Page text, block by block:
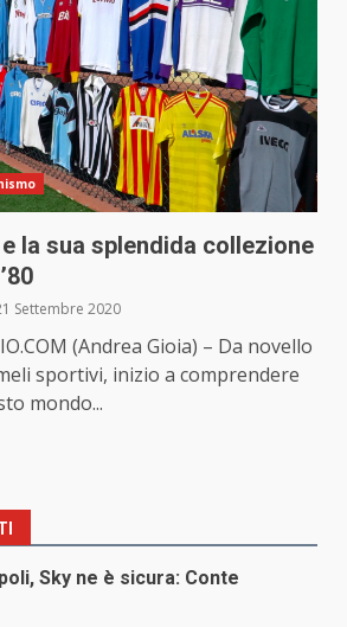
la sua splendida collezione
Settembre 2020
(Andrea Gioia) – Da novello
sportivi, inizio a comprendere
mondo...
Sky ne è sicura: Conte